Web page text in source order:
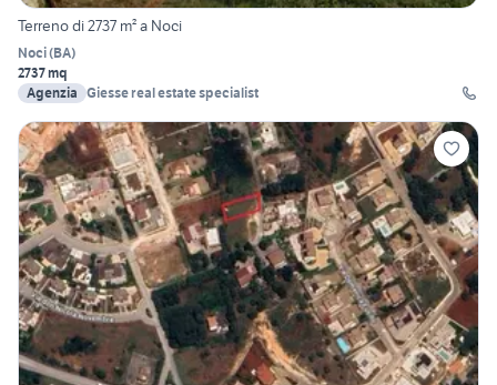
Terreno di 2737 m² a Noci
Noci(BA)
2737 mq
Agenzia Giesse real estate specialist